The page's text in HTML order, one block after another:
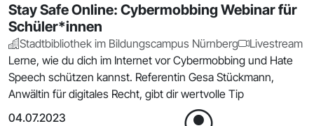
Stay Safe Online: Cybermobbing Webinar für
Schüler*innen
Stadtbibliothek im Bildungscampus Nürnberg
Livestream
Lerne, wie du dich im Internet vor Cybermobbing und Hate
Speech schützen kannst. Referentin Gesa Stückmann,
Anwältin für digitales Recht, gibt dir wertvolle Tip
04.07.2023